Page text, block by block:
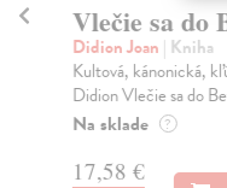
Vlečie sa do
Didion Joan | Kniha
Kultová, kánonická,
Didion Vlečie sa do
Na sklade ?
17,58 €